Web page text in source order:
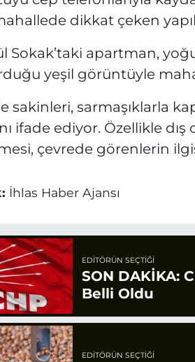
dikkat çeken
Sokak’taki apartman,
yeşil görüntüyle
sakinleri, sarmaşıklarla
ifade ediyor. Özellikle
çevrede görenlerin
İhlas Haber Ajansı
EDITÖRÜN SEÇTIĞI
SON DAKİKA:
Belli Oldu
EDITÖRÜN SEÇTIĞI